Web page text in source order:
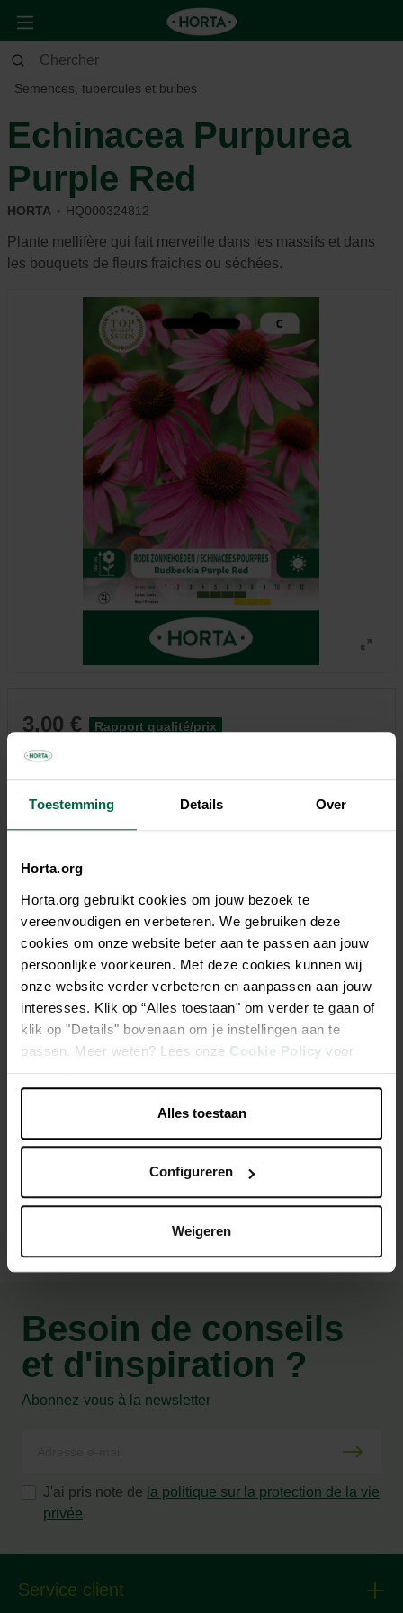
Toestemming Details Over
Horta.org
Horta.org gebruikt cookies om jouw bezoek te
vereenvoudigen en verbeteren. We gebruiken deze
cookies om onze website beter aan te passen aan jouw
persoonlijke voorkeuren. Met deze cookies kunnen wij
onze website verder verbeteren en aanpassen aan jouw
interesses. Klik op “Alles toestaan" om verder te gaan of
klik op "Details" bovenaan om je instellingen aan te
passen. Meer weten? Lees onze Cookie Policy voor
meer informatie.
Alles toestaan
Configureren
Weigeren
Jardin
Jardin d’ornement
Semences, tubercules et bulbes
Echinacea Purpurea
Purple Red
HORTA HQ000324812
Plante mellifère qui fait merveille dans les massifs et dans
les bouquets de fleurs fraiches ou séchées.
3,00 € Rapport qualité/prix
Plante mellifère qui fait merveille dans les massifs et dans
les bouquets de fleurs fraiches ou séchées. Semer en
pépinière d'avril à juillet, puis mettre les plants en place, en
octobre-novembre, en respectant une distance de 30 cm
entre chaque. Fleurit de juillet à septembre, l'année suivant
le semis. Supprimer les fleurs fanées au fur et à mesure
fleurs.
Besoin de conseils
et d'inspiration ?
Abonnez-vous à la newsletter
J'ai pris note de la politique sur la protection de la vie
privée.
Service client